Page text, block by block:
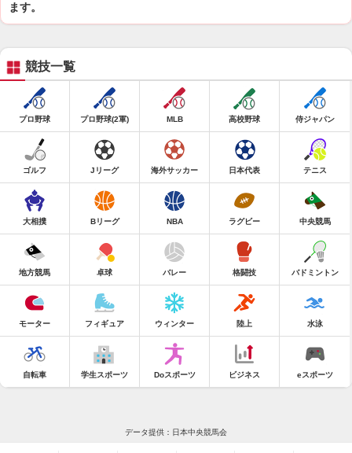
ます。
競技一覧
プロ野球 プロ野球(2軍) MLB 高校野球 侍ジャパン
ゴルフ Jリーグ 海外サッカー 日本代表 テニス
大相撲 Bリーグ NBA ラグビー 中央競馬
地方競馬 卓球 バレー 格闘技 バドミントン
モーター フィギュア ウィンター 陸上 水泳
自転車 学生スポーツ Doスポーツ ビジネス eスポーツ
データ提供：日本中央競馬会